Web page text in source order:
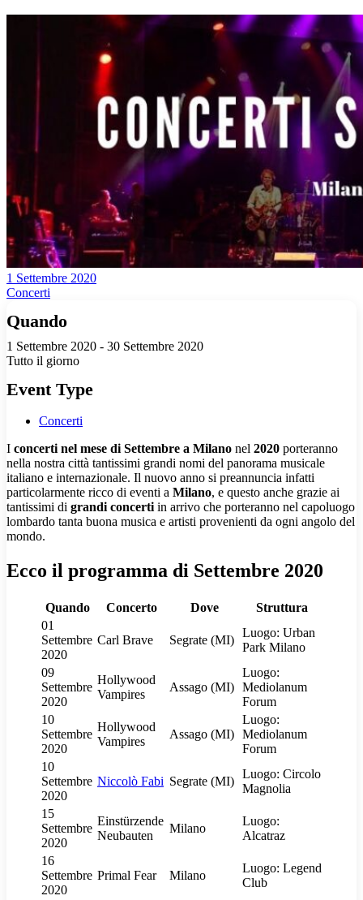
1 Settembre 2020
Concerti
Quando
1 Settembre 2020 - 30 Settembre 2020
Tutto il giorno
Event Type
Concerti
I concerti nel mese di Settembre a Milano nel 2020 porteranno
nella nostra città tantissimi grandi nomi del panorama musicale
italiano e internazionale. Il nuovo anno si preannuncia infatti
particolarmente ricco di eventi a Milano, e questo anche grazie ai
tantissimi di grandi concertiin arrivo che porteranno nel capoluogo
lombardo tanta buona musica e artisti provenienti da ogni angolo del
mondo.
Ecco il programma di Settembre 2020
Quando Concerto Dove
Struttura
01
Settembre
2020
Carl Brave Segrate (MI)
Luogo: Urban
Park Milano
09
Settembre
2020
Hollywood
Vampires
Assago (MI)
Luogo:
Mediolanum
Forum
10
Settembre
2020
Hollywood
Vampires
Assago (MI)
Luogo:
Mediolanum
Forum
10
Settembre
2020
Niccolò Fabi Segrate (MI)
Luogo: Circolo
Magnolia
15
Settembre
2020
Einstürzende
Neubauten
Milano
Luogo:
Alcatraz
16
Settembre
2020
Primal Fear Milano
Luogo: Legend
Club